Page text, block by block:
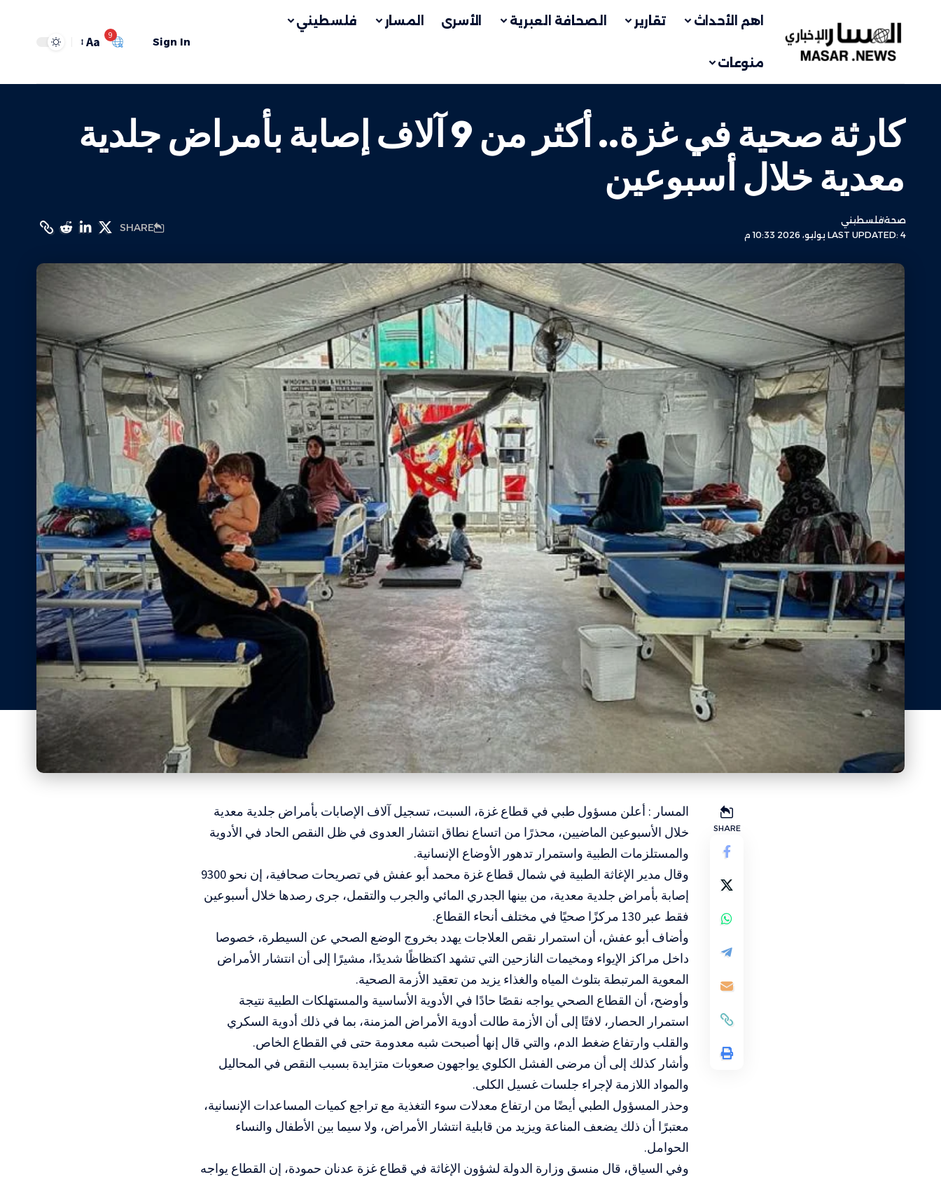
اهم الأحداث تقارير الصحافة العبرية الأسرى المسار فلسطيني
منوعات
Sign In
9
Aa
كارثة صحية في غزة.. أكثر من 9 آلاف إصابة بأمراض جلدية
معدية خلال أسبوعين
LAST UPDATED: 4 يوليو، 2026 10:33 م
صحةفلسطيني
SHARE
SHARE
المسار : أعلن مسؤول طبي في قطاع غزة، السبت، تسجيل آلاف الإصابات بأمراض جلدية معدية
خلال الأسبوعين الماضيين، محذرًا من اتساع نطاق انتشار العدوى في ظل النقص الحاد في الأدوية
والمستلزمات الطبية واستمرار تدهور الأوضاع الإنسانية.
وقال مدير الإغاثة الطبية في شمال قطاع غزة محمد أبو عفش في تصريحات صحافية، إن نحو 9300
إصابة بأمراض جلدية معدية، من بينها الجدري المائي والجرب والتقمل، جرى رصدها خلال أسبوعين
فقط عبر 130 مركزًا صحيًا في مختلف أنحاء القطاع.
وأضاف أبو عفش، أن استمرار نقص العلاجات يهدد بخروج الوضع الصحي عن السيطرة، خصوصا
داخل مراكز الإيواء ومخيمات النازحين التي تشهد اكتظاظًا شديدًا، مشيرًا إلى أن انتشار الأمراض
المعوية المرتبطة بتلوث المياه والغذاء يزيد من تعقيد الأزمة الصحية.
وأوضح، أن القطاع الصحي يواجه نقصًا حادًا في الأدوية الأساسية والمستهلكات الطبية نتيجة
استمرار الحصار، لافتًا إلى أن الأزمة طالت أدوية الأمراض المزمنة، بما في ذلك أدوية السكري
والقلب وارتفاع ضغط الدم، والتي قال إنها أصبحت شبه معدومة حتى في القطاع الخاص.
وأشار كذلك إلى أن مرضى الفشل الكلوي يواجهون صعوبات متزايدة بسبب النقص في المحاليل
والمواد اللازمة لإجراء جلسات غسيل الكلى.
وحذر المسؤول الطبي أيضًا من ارتفاع معدلات سوء التغذية مع تراجع كميات المساعدات الإنسانية،
معتبرًا أن ذلك يضعف المناعة ويزيد من قابلية انتشار الأمراض، ولا سيما بين الأطفال والنساء
الحوامل.
وفي السياق، قال منسق وزارة الدولة لشؤون الإغاثة في قطاع غزة عدنان حمودة، إن القطاع يواجه